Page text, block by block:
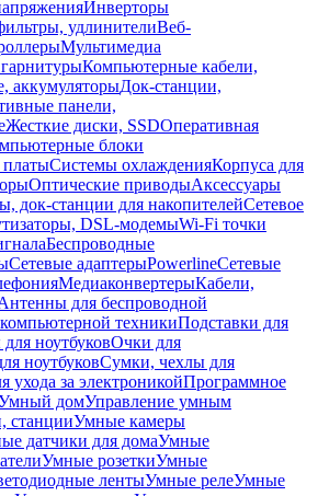
Инверторы
удлинителиВеб-
Мультимедиа
Компьютерные кабели,
аккумуляторыДок-станции,
панели,
Жесткие диски, SSDОперативная
блоки
Системы охлажденияКорпуса для
Оптические приводыАксессуары
док-станции для накопителейСетевое
DSL-модемыWi-Fi точки
Беспроводные
Сетевые адаптерыPowerlineСетевые
МедиаконвертерыКабели,
для беспроводной
техникиПодставки для
ноутбуковОчки для
ноутбуковСумки, чехлы для
ухода за электроникойПрограммное
домУправление умным
станцииУмные камеры
датчики для домаУмные
Умные розеткиУмные
лентыУмные релеУмные